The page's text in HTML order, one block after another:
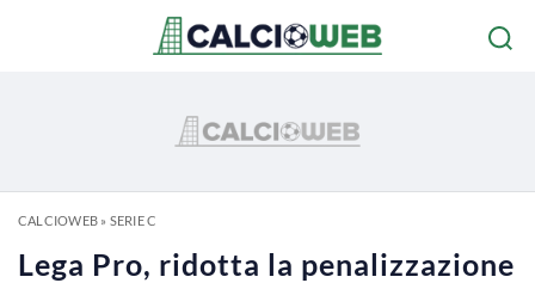
CALCIOWEB» SERIE C
Lega Pro, ridotta la penalizzazione